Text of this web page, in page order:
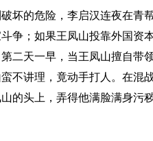
的危险，李启汉连夜在青
争；如果王凤山投靠外国资
二天一早，当王凤山擅自带
不讲理，竟动手打人。在混
的头上，弄得他满脸满身污